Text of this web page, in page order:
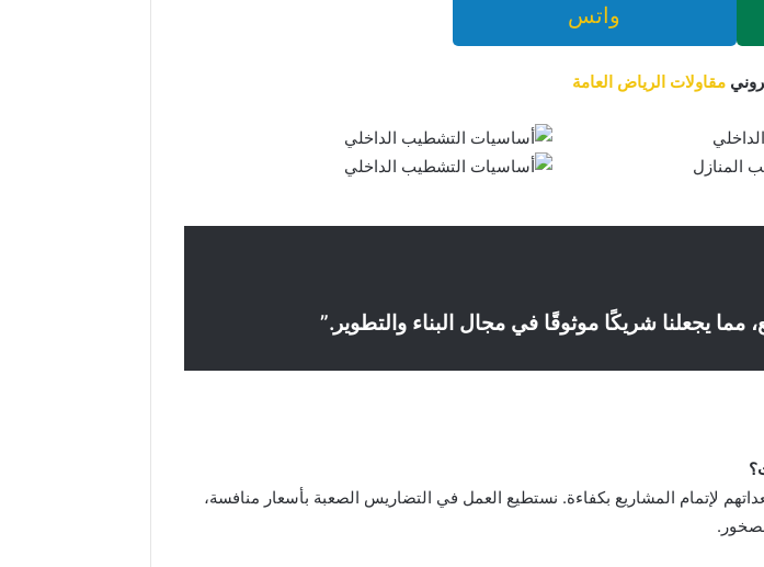
واتس
مقاولات الرياض العامة
يجعلنا شريكًا موثوقًا في مجال البناء والتطوير.”
لإتمام المشاريع بكفاءة. نستطيع العمل في التضاريس الصعبة بأسعار منافسة،